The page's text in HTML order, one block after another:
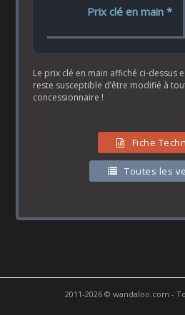
Prix clé en main *
Le prix clé en main affiché ci-dessus
reste susceptible d’être modifié à
concessionnaire !
Fiche
Toutes les
2011-2026 © wandaloo.com -